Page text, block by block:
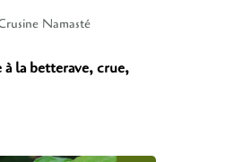
Namasté
à la betterave, crue,